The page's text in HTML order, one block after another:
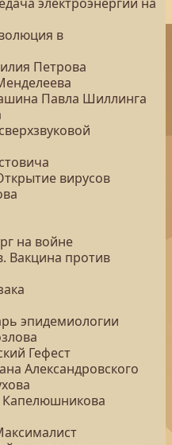
в
Петрова
Павла Шиллинга
вирусов
на войне
Вакцина против
эпидемиологии
Гефест
Александровского
Капелюшникова